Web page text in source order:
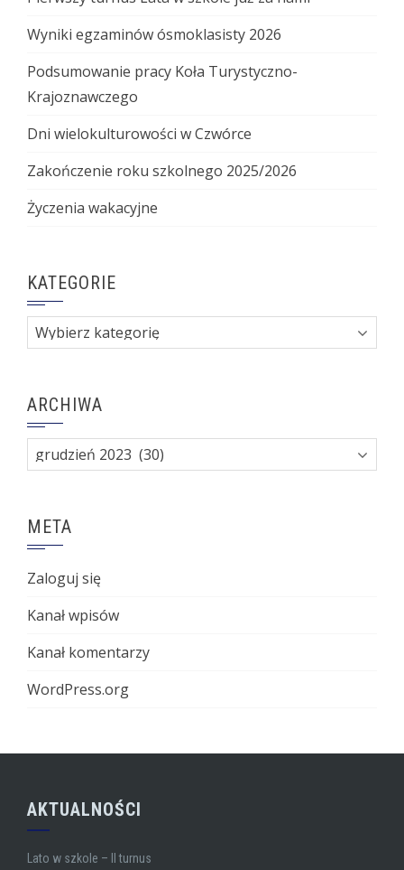
Wyniki egzaminów ósmoklasisty 2026
Podsumowanie pracy Koła Turystyczno-
Krajoznawczego
Dni wielokulturowości w Czwórce
Zakończenie roku szkolnego 2025/2026
Życzenia wakacyjne
KATEGORIE
Kategorie
ARCHIWA
Archiwa
META
Zaloguj się
Kanał wpisów
Kanał komentarzy
WordPress.org
AKTUALNOŚCI
Lato w szkole – II turnus